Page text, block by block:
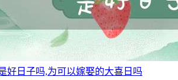
好日子吗,为可以嫁娶的大喜日吗